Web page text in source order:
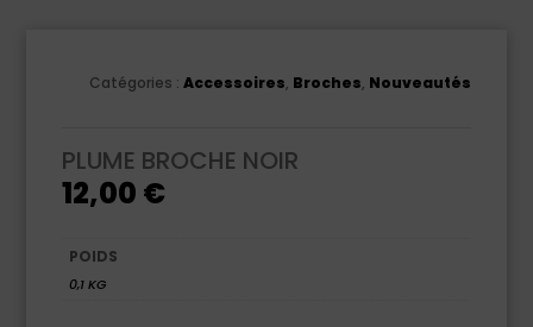
Catégories : Accessoires, Broches, Nouveautés
PLUME BROCHE NOIR
12,00 €
POIDS
0,1 KG